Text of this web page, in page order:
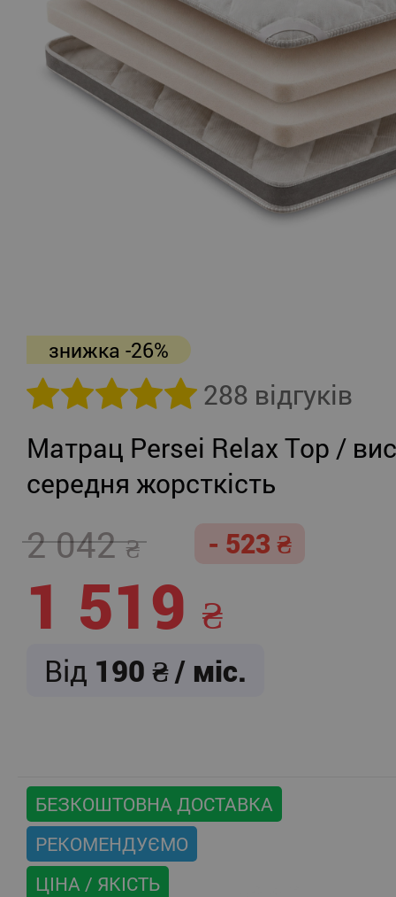
знижка -26%
288 відгуків
Матрац Persei Relax Top /
середня жорсткість
2 042 - 523
1 519
Від 190 / міс.
БЕЗКОШТОВНА ДОСТАВКА
РЕКОМЕНДУЄМО
ЦІНА / ЯКІСТЬ